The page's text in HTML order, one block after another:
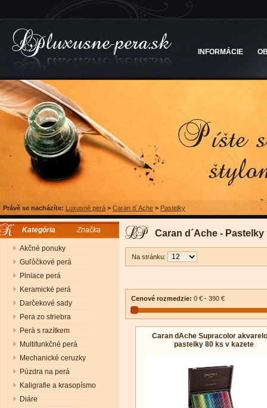
INFORMÁCIE
Právě se nacházíte: Luxusné perá > Caran d´Ache > Pastelky
Kategória Značka
Akčné ponuky
Guľôčkové perá
Plniace perá
Keramické perá
Darčekové sady
Pera zo striebra
Perá s razítkem
Multifunkčné perá
Mechanické ceruzky
Púzdra na perá
Kaligrafie a krasopísmo
Diáre
Caran d´Ache - Pastelky
Na stránku:
Cenové rozmedzie: 0 € - 390 €
Caran dAche Supracolor
pastelky 80 ks v kazete